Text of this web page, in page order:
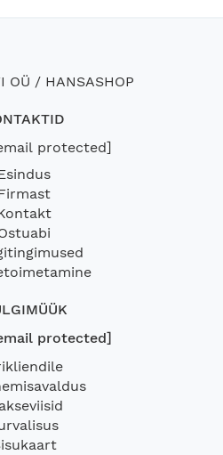
OÜ / HANSASHOP
protected]
protected]